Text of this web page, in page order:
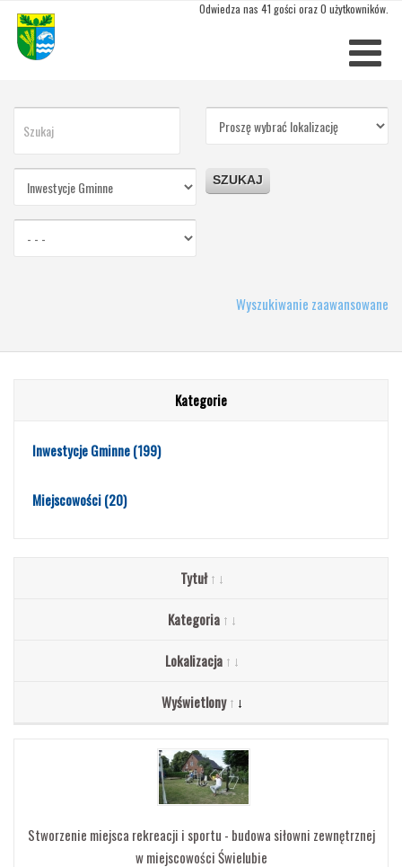
Odwiedza nas 41 gości oraz 0 użytkowników.
SZUKAJ
Wyszukiwanie zaawansowane
Kategorie
Inwestycje Gminne(199)
Miejscowości(20)
Tytuł
Kategoria
Lokalizacja
Wyświetlony
Stworzenie miejsca rekreacji i sportu - budowa siłowni zewnętrznej
w miejscowości Świelubie